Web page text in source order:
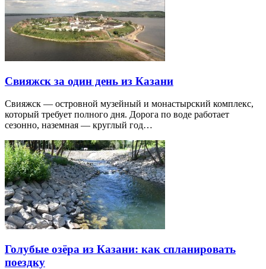
Свияжск за один день из Казани
Свияжск — островной музейный и монастырский комплекс,
который требует полного дня. Дорога по воде работает
сезонно, наземная — круглый год…
Голубые озёра из Казани: как спланировать
поездку